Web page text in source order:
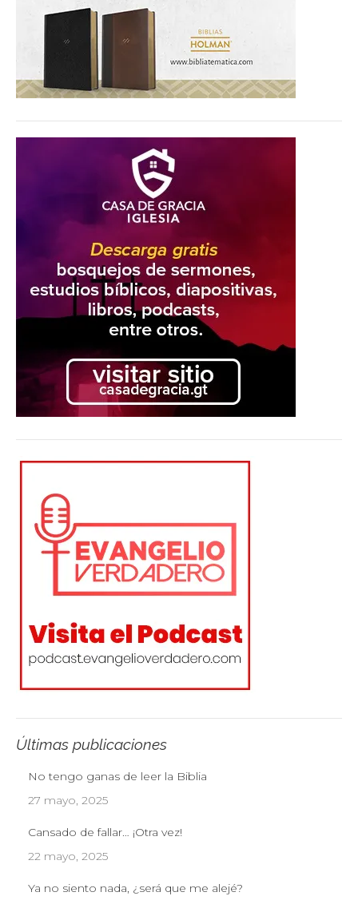
Últimas publicaciones
No tengo ganas de leer la Biblia
27 mayo, 2025
Cansado de fallar… ¡Otra vez!
22 mayo, 2025
Ya no siento nada, ¿será que me alejé?